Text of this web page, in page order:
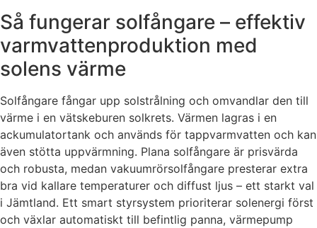
Så fungerar solfångare – effektiv
varmvattenproduktion med
solens värme
Solfångare fångar upp solstrålning och omvandlar den till
värme i en vätskeburen solkrets. Värmen lagras i en
ackumulatortank och används för tappvarmvatten och kan
även stötta uppvärmning. Plana solfångare är prisvärda
och robusta, medan vakuumrörsolfångare presterar extra
bra vid kallare temperaturer och diffust ljus – ett starkt val
i Jämtland. Ett smart styrsystem prioriterar solenergi först
och växlar automatiskt till befintlig panna, värmepump